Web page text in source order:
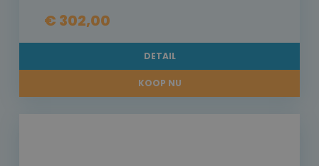
€ 302,00
DETAIL
KOOP NU